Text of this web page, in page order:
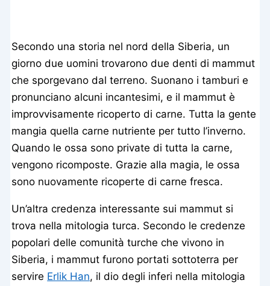
Secondo una storia nel nord della Siberia, un
giorno due uomini trovarono due denti di mammut
che sporgevano dal terreno. Suonano i tamburi e
pronunciano alcuni incantesimi, e il mammut è
improvvisamente ricoperto di carne. Tutta la gente
mangia quella carne nutriente per tutto l’inverno.
Quando le ossa sono private di tutta la carne,
vengono ricomposte. Grazie alla magia, le ossa
sono nuovamente ricoperte di carne fresca.
Un’altra credenza interessante sui mammut si
trova nella mitologia turca. Secondo le credenze
popolari delle comunità turche che vivono in
Siberia, i mammut furono portati sottoterra per
servire Erlik Han, il dio degli inferi nella mitologia